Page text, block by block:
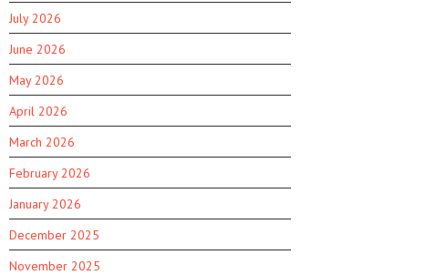
July 2026
June 2026
May 2026
April 2026
March 2026
February 2026
January 2026
December 2025
November 2025